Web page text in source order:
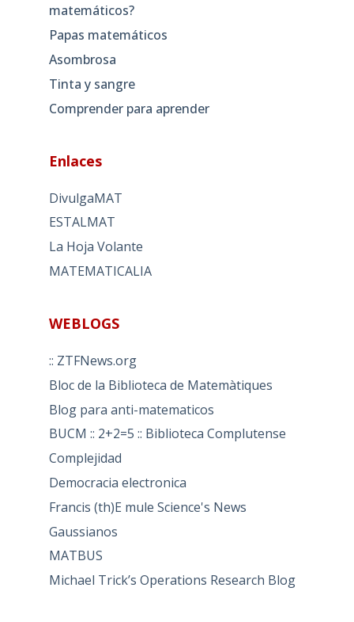
matemáticos?
Papas matemáticos
Asombrosa
Tinta y sangre
Comprender para aprender
Enlaces
DivulgaMAT
ESTALMAT
La Hoja Volante
MATEMATICALIA
WEBLOGS
:: ZTFNews.org
Bloc de la Biblioteca de Matemàtiques
Blog para anti-matematicos
BUCM :: 2+2=5 :: Biblioteca Complutense
Complejidad
Democracia electronica
Francis (th)E mule Science's News
Gaussianos
MATBUS
Michael Trick’s Operations Research Blog